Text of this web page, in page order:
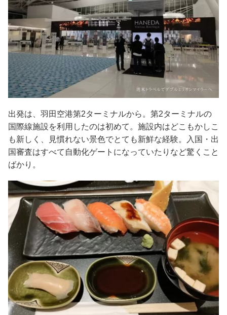
出発は、羽田空港第2ターミナルから。第2ターミナルの
国際線施設を利用したのは初めて。施設内はどこもかしこ
も新しく、見慣れない景色でとても新鮮な経験。入国・出
国審査はすべて自動化ゲートになっていたりなど驚くこと
ばかり。